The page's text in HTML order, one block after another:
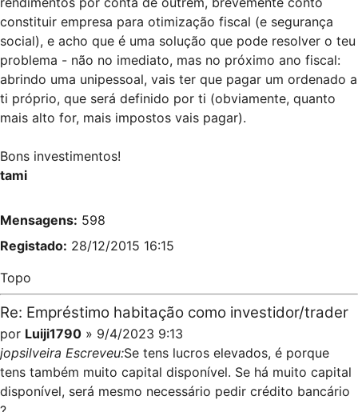
constituir empresa para otimização fiscal (e segurança
social), e acho que é uma solução que pode resolver o teu
problema - não no imediato, mas no próximo ano fiscal:
abrindo uma unipessoal, vais ter que pagar um ordenado a
ti próprio, que será definido por ti (obviamente, quanto
mais alto for, mais impostos vais pagar).
Bons investimentos!
tami
Mensagens: 598
Registado: 28/12/2015 16:15
Topo
Re: Empréstimo habitação como investidor/trader
por Luiji1790 » 9/4/2023 9:13
jopsilveira Escreveu:Se tens lucros elevados, é porque
tens também muito capital disponível. Se há muito capital
disponível, será mesmo necessário pedir crédito bancário